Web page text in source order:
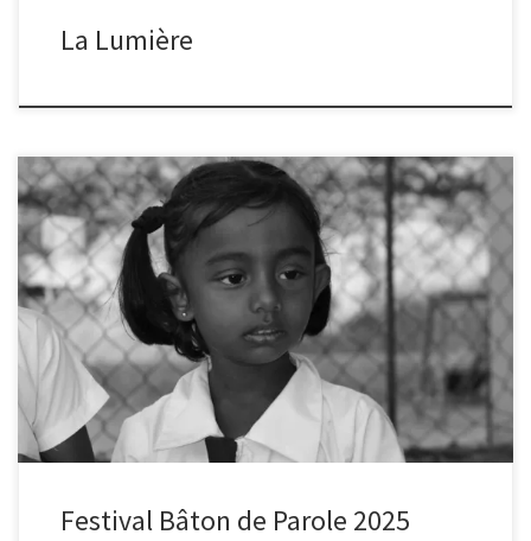
La Lumière
Cette année encore le club photo a exposé dans le cadre du
Festival Bâton de Parole les 29 et 20 novembre. Le thème cette
année était Géographies et pays de l’enfance
Festival Bâton de Parole 2025